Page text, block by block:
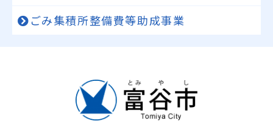
ごみ集積所整備費等助成事業